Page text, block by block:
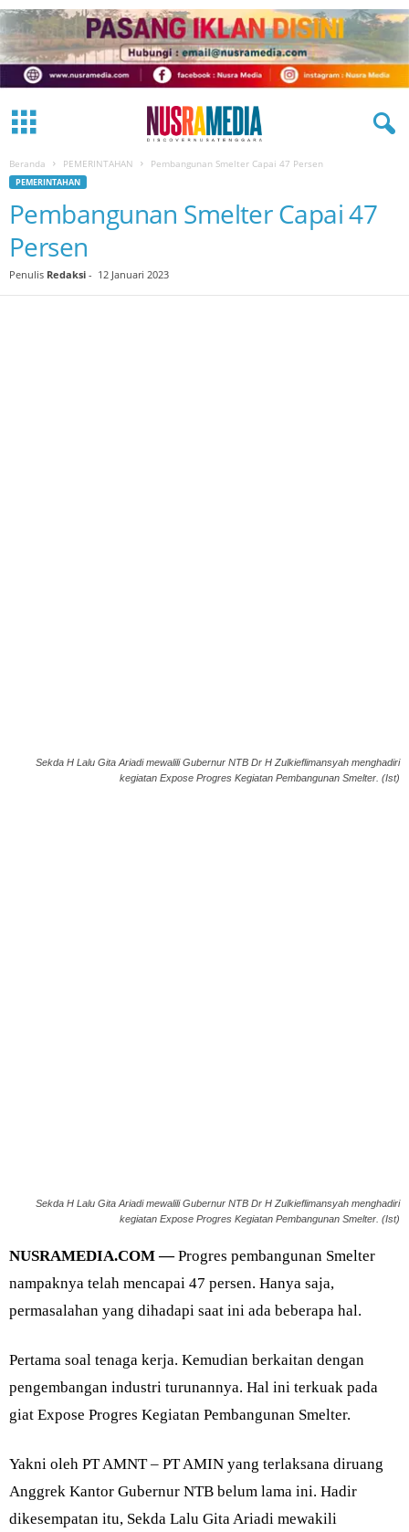
Beranda PEMERINTAHAN Pembangunan Smelter Capai 47 Persen
PEMERINTAHAN
Pembangunan Smelter Capai 47
Persen
Penulis Redaksi - 12 Januari 2023
Sekda H Lalu Gita Ariadi mewalili Gubernur NTB Dr H Zulkieflimansyah menghadiri
kegiatan Expose Progres Kegiatan Pembangunan Smelter. (Ist)
Sekda H Lalu Gita Ariadi mewalili Gubernur NTB Dr H Zulkieflimansyah menghadiri
kegiatan Expose Progres Kegiatan Pembangunan Smelter. (Ist)
NUSRAMEDIA.COM —Progres pembangunan Smelter
nampaknya telah mencapai 47 persen. Hanya saja,
permasalahan yang dihadapi saat ini ada beberapa hal.
Pertama soal tenaga kerja. Kemudian berkaitan dengan
pengembangan industri turunannya. Hal ini terkuak pada
giat Expose Progres Kegiatan Pembangunan Smelter.
Yakni oleh PT AMNT – PT AMIN yang terlaksana diruang
Anggrek Kantor Gubernur NTB belum lama ini. Hadir
dikesempatan itu, Sekda Lalu Gita Ariadi mewakili